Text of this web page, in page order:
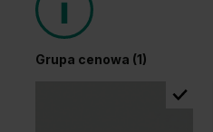
Grupa cenowa (1)